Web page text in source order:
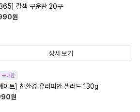
갈색 구운란 20구
원
상세보기
구매한
이트] 친환경 유러피안 샐러드 130g
원